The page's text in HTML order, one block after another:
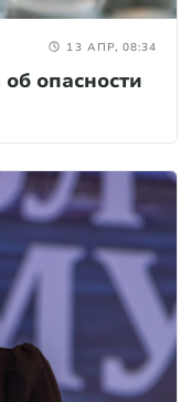
13 АПР, 08:34
опасности